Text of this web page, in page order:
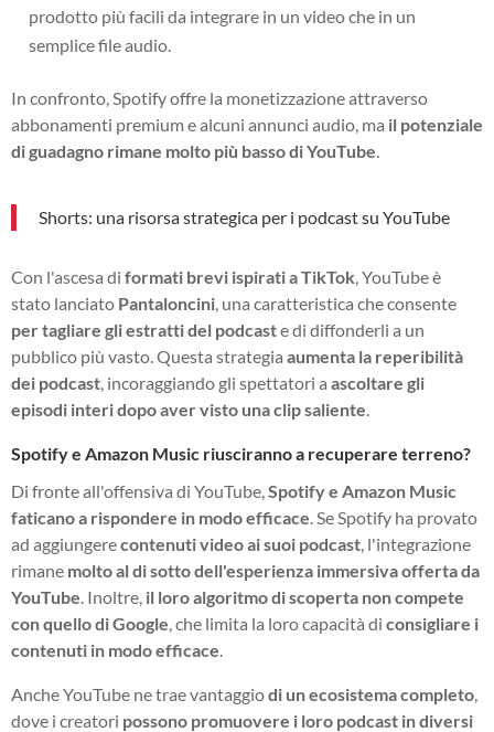
prodotto più facili da integrare in un video che in un
semplice file audio.
In confronto, Spotify offre la monetizzazione attraverso
abbonamenti premium e alcuni annunci audio, ma il potenziale
di guadagno rimane molto più basso di YouTube
Shorts: una risorsa strategica per i podcast su YouTube
Con l'ascesa di formati brevi ispirati a TikTok , YouTube è
stato lanciato Pantaloncini , una caratteristica che consente
per tagliare gli estratti del podcaste di diffonderli a un
pubblico più vasto. Questa strategia aumenta la reperibilità
dei podcast , incoraggiando gli spettatori a ascoltare gli
episodi interi dopo aver visto una clip saliente
Spotify e Amazon Music riusciranno a recuperare terreno?
Di fronte all'offensiva di YouTube, Spotify e Amazon Music
faticano a rispondere in modo efficace . Se Spotify ha provato
ad aggiungerecontenuti video ai suoi podcast , l'integrazione
rimane molto al di sotto dell'esperienza immersiva offerta da
YouTube . Inoltre, il loro algoritmo di scoperta non compete
con quello di Google , che limita la loro capacità di consigliare i
contenuti in modo efficace
Anche YouTube ne trae vantaggiodi un ecosistema completo
dove i creatori possono promuovere i loro podcast in diversi